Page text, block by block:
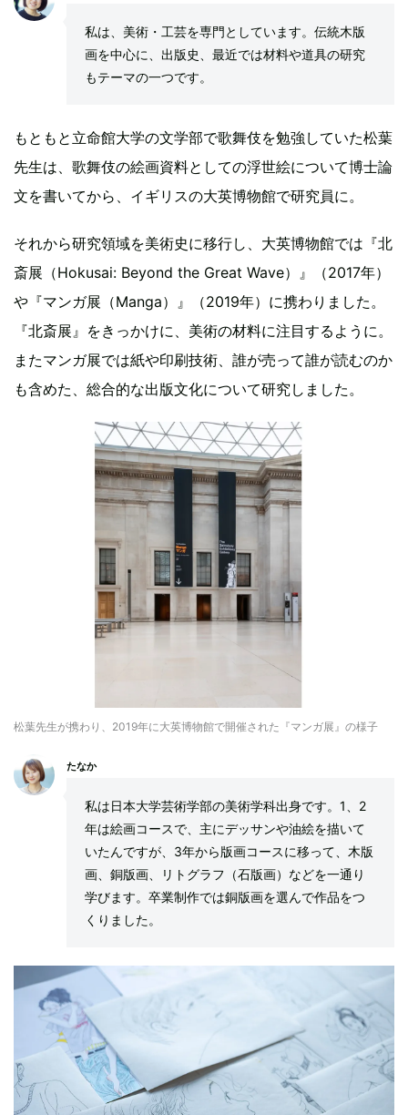
私は、美術・工芸を専門としています。伝統木版
画を中心に、出版史、最近では材料や道具の研究
もテーマの一つです。
もともと立命館大学の文学部で歌舞伎を勉強していた松葉
先生は、歌舞伎の絵画資料としての浮世絵について博士論
文を書いてから、イギリスの大英博物館で研究員に。
それから研究領域を美術史に移行し、大英博物館では『北
斎展（Hokusai: Beyond the Great Wave）』（2017年）
や『マンガ展（Manga）』（2019年）に携わりました。
『北斎展』をきっかけに、美術の材料に注目するように。
またマンガ展では紙や印刷技術、誰が売って誰が読むのか
も含めた、総合的な出版文化について研究しました。
松葉先生が携わり、2019年に大英博物館で開催された『マンガ展』の様子
たなか
私は日本大学芸術学部の美術学科出身です。1、2
年は絵画コースで、主にデッサンや油絵を描いて
いたんですが、3年から版画コースに移って、木版
画、銅版画、リトグラフ（石版画）などを一通り
学びます。卒業制作では銅版画を選んで作品をつ
くりました。